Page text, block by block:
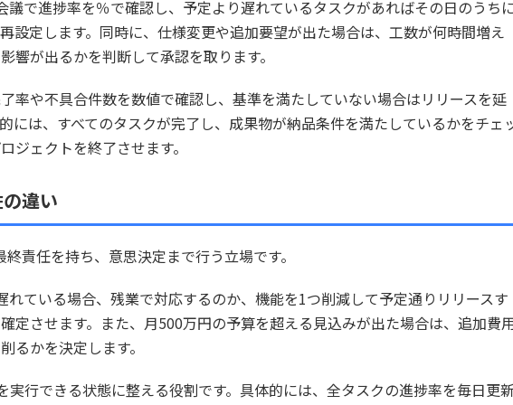
議で進捗率を％で確認し、予定より遅れているタスクがあればその日のうち
設定します。同時に、仕様変更や追加要望が出た場合は、工数が何時間増え
響が出るかを判断して承認を取ります。
率や不具合件数を数値で確認し、基準を満たしていない場合はリリースを延
には、すべてのタスクが完了し、成果物が納品条件を満たしているかをチェ
ジェクトを終了させます。
違い
責任を持ち、意思決定まで行う立場です。
れている場合、残業で対応するのか、機能を1つ削減して予定通りリリースす
定させます。また、月500万円の予算を超える見込みが出た場合は、追加費
るかを決定します。
実行できる状態に整える役割です。具体的には、全タスクの進捗率を毎日更新